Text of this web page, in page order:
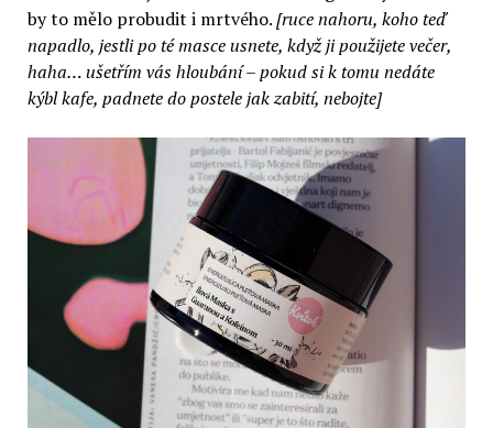
by to mělo probudit i mrtvého.[ruce nahoru, koho teď
napadlo, jestli po té masce usnete, když ji použijete večer,
haha… ušetřím vás hloubání – pokud si k tomu nedáte
kýbl kafe, padnete do postele jak zabití, nebojte]